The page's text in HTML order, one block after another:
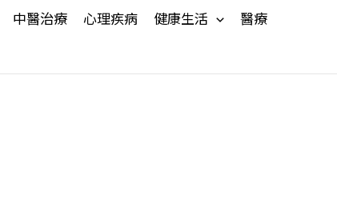
中醫治療 心理疾病 健康生活
醫療